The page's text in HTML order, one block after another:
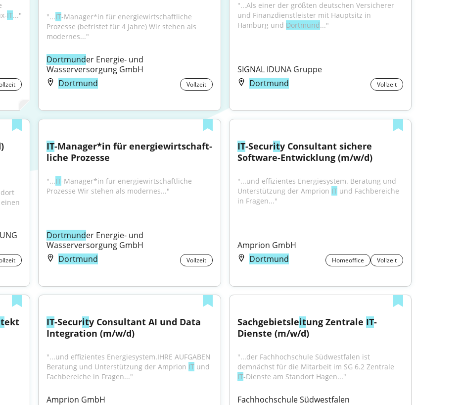
IT..." "...IT-Manager*in für energiewirt­schaft­liche
Prozesse (befristet für 4 Jahre) Wir stehen als
modernes..."
Dortmunder Energie- und
Wasserversorgung GmbH
Dortmund
Vollzeit
"...Als einer der größten deutschen Versicherer
und Finanzdienstleister mit Hauptsitz in
Hamburg und Dortmund..."
SIGNAL IDUNA Gruppe
Dortmund
Vollzeit
IT-Manager*in für energiewirt­schaft­
liche Prozesse
"...IT-Manager*in für energiewirtschaftliche
Prozesse Wir stehen als modernes..."
Dortmunder Energie- und
Wasserversorgung GmbH
Dortmund
Vollzeit
IT-Security Consultant sichere
Software-Entwicklung (m/w/d)
"...und effizientes Energiesystem. Beratung und
Unterstützung der Amprion IT und Fachbereiche
in Fragen..."
Amprion GmbH
Dortmund
Homeoffice Vollzeit
ekt
IT-Security Consultant AI und Data
Integration (m/w/d)
"...und effizientes Energiesystem.IHRE AUFGABEN
Beratung und Unterstützung der Amprion IT und
Fachbereiche in Fragen..."
Amprion GmbH
Sachgebietsleitung Zentrale IT-
Dienste (m/w/d)
"...der Fachhochschule Südwestfalen ist
IT-Dienste am Standort Hagen..."
Fachhochschule Südwestfalen